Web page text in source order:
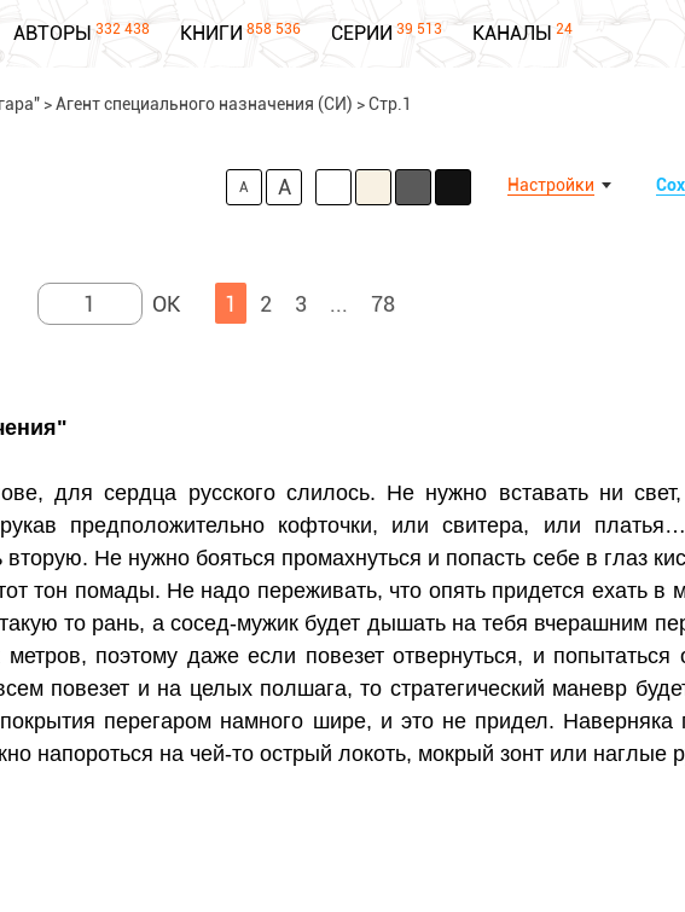
АВТОРЫ 332 438 КНИГИ 858 536 СЕРИИ 39 513 КАНАЛЫ 24
>Агент специального назначения (СИ) >Стр.1
Настройки
A A
1 2 3 ... 78
для сердца русского слилось. Не нужно вставать ни
предположительно кофточки, или свитера, или
Не нужно бояться промахнуться и попасть себе в глаз
тон помады. Не надо переживать, что опять придется ехать в
то рань, а сосед-мужик будет дышать на тебя вчерашним
поэтому даже если повезет отвернуться, и попытаться
повезет и на целых полшага, то стратегический маневр
перегаром намного шире, и это не придел. Наверняка
напороться на чей-то острый локоть, мокрый зонт или наглые